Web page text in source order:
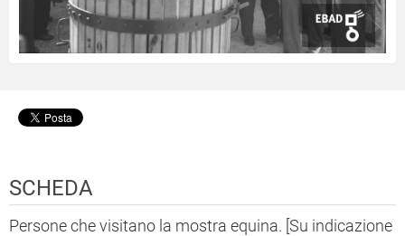
SCHEDA
Persone che visitano la mostra equina. [Su indicazione